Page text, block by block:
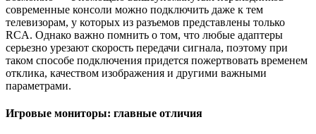
современные консоли можно подключить даже к тем
телевизорам, у которых из разъемов представлены только
RCA. Однако важно помнить о том, что любые адаптеры
серьезно урезают скорость передачи сигнала, поэтому при
таком способе подключения придется пожертвовать временем
отклика, качеством изображения и другими важными
параметрами.
Игровые мониторы: главные отличия